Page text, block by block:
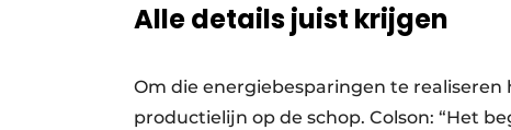
Alle details juist krijgen
Om die energiebesparingen te
productielijn op de schop. Colson: “Het